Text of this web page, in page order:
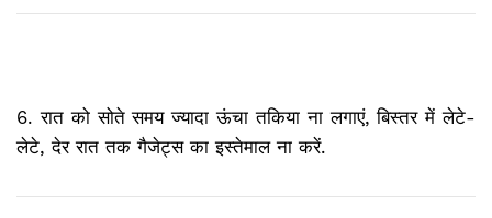
6. रात को सोते समय ज्यादा ऊंचा तकिया ना लगाएं, बिस्तर में लेटे-
लेटे, देर रात तक गैजेट्स का इस्तेमाल ना करें.